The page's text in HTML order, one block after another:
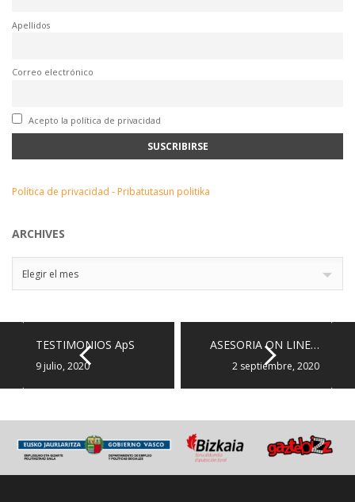
Apellidos
Correo electrónico
Acepto la política de privacidad
Política de privacidad - Pribatutasun politika
ARCHIVES
Elegir el mes
TESTIMONIOS ApS
9 julio, 2020
ASESORIA ON LINE…
2 septiembre, 2020